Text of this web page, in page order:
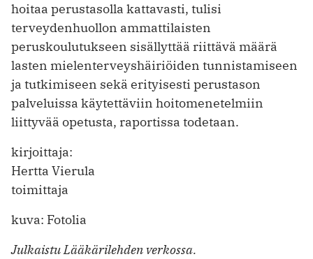
hoitaa perustasolla kattavasti, tulisi
terveydenhuollon ammattilaisten
peruskoulutukseen sisällyttää riittävä määrä
lasten mielenterveyshäiriöiden tunnistamiseen
ja tutkimiseen sekä erityisesti perustason
palveluissa käytettäviin hoitomenetelmiin
liittyvää opetusta, raportissa todetaan.
kirjoittaja:
Hertta Vierula
toimittaja
kuva: Fotolia
Julkaistu Lääkärilehden verkossa.